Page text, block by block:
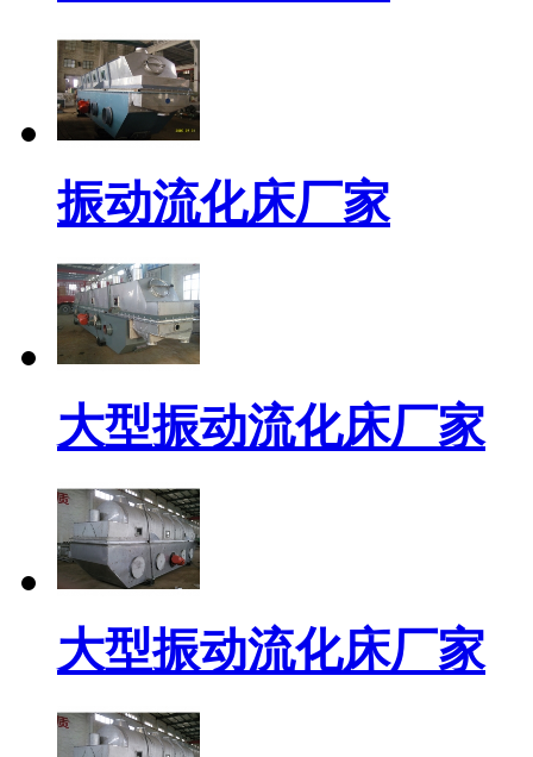
振动流化床厂家
大型振动流化床厂家
大型振动流化床厂家